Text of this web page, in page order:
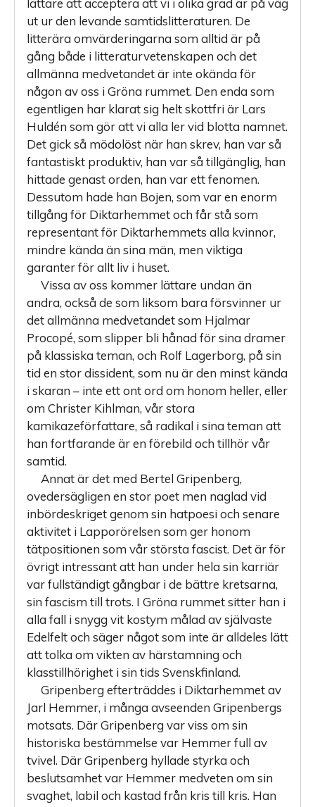
ut ur den levande samtidslitteraturen. De
litterära omvärderingarna som alltid är på
gång både i litteraturvetenskapen och det
allmänna medvetandet är inte okända för
någon av oss i Gröna rummet. Den enda som
egentligen har klarat sig helt skottfri är Lars
Huldén som gör att vi alla ler vid blotta namnet.
Det gick så mödolöst när han skrev, han var så
fantastiskt produktiv, han var så tillgänglig, han
hittade genast orden, han var ett fenomen.
Dessutom hade han Bojen, som var en enorm
tillgång för Diktarhemmet och får stå som
representant för Diktarhemmets alla kvinnor,
mindre kända än sina män, men viktiga
garanter för allt liv i huset.
Vissa av oss kommer lättare undan än
andra, också de som liksom bara försvinner ur
det allmänna medvetandet som Hjalmar
Procopé, som slipper bli hånad för sina dramer
på klassiska teman, och Rolf Lagerborg, på sin
tid en stor dissident, som nu är den minst kända
i skaran – inte ett ont ord om honom heller, eller
om Christer Kihlman, vår stora
kamikazeförfattare, så radikal i sina teman att
han fortfarande är en förebild och tillhör vår
samtid.
Annat är det med Bertel Gripenberg,
ovedersägligen en stor poet men naglad vid
inbördeskriget genom sin hatpoesi och senare
aktivitet i Lapporörelsen som ger honom
tätpositionen som vår största fascist. Det är för
övrigt intressant att han under hela sin karriär
var fullständigt gångbar i de bättre kretsarna,
sin fascism till trots. I Gröna rummet sitter han i
alla fall i snygg vit kostym målad av självaste
Edelfelt och säger något som inte är alldeles lätt
att tolka om vikten av härstamning och
klasstillhörighet i sin tids Svenskfinland.
Gripenberg efterträddes i Diktarhemmet av
Jarl Hemmer, i många avseenden Gripenbergs
motsats. Där Gripenberg var viss om sin
historiska bestämmelse var Hemmer full av
tvivel. Där Gripenberg hyllade styrka och
beslutsamhet var Hemmer medveten om sin
svaghet, labil och kastad från kris till kris. Han